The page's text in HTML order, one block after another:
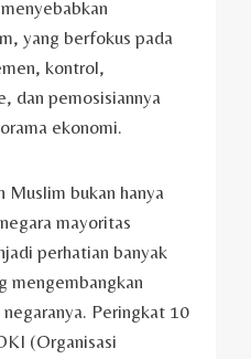
yang berfokus pada
kontrol,
dan pemosisiannya
ekonomi.
Muslim bukan hanya
mayoritas
perhatian banyak
mengembangkan
Peringkat 10
(Organisasi